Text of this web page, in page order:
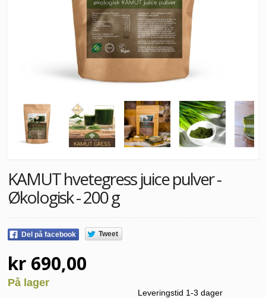
KAMUT hvetegress juice pulver -
Økologisk - 200 g
Del på facebook Tweet
kr 690,00
På lager
Leveringstid 1-3 dager